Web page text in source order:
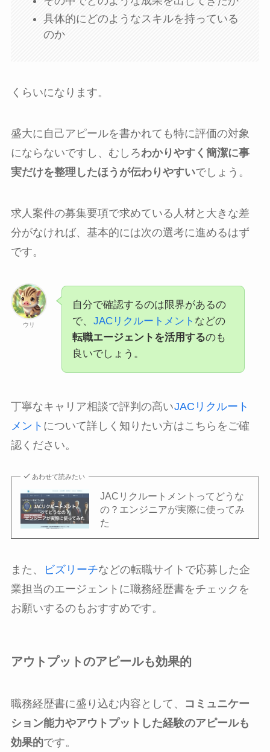
具体的にどのようなスキルを持っている
のか
くらいになります。
盛大に自己アピールを書かれても特に評価の対象
にならないですし、むしろわかりやすく簡潔に事
実だけを整理したほうが伝わりやすいでしょう。
求人案件の募集要項で求めている人材と大きな差
分がなければ、基本的には次の選考に進めるはず
です。
ウリ
自分で確認するのは限界があるの
で、 JACリクルートメント などの
転職エージェントを活用するのも
良いでしょう。
丁寧なキャリア相談で評判の高いJACリクルート
メント について詳しく知りたい方はこちらをご確
認ください。
あわせて読みたい
JACリクルートメントってどうな
の？エンジニアが実際に使ってみ
た
また、 ビズリーチなどの転職サイトで応募した企
業担当のエージェントに職務経歴書をチェックを
お願いするのもおすすめです。
アウトプットのアピールも効果的
職務経歴書に盛り込む内容として、
コミュニケー
ション能力やアウトプットした経験のアピールも
効果的です。